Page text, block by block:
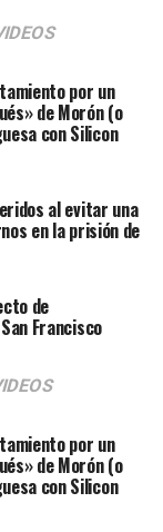
por un
de Morón (o
con Silicon
al evitar una
en la prisión de
de
Francisco
por un
de Morón (o
con Silicon